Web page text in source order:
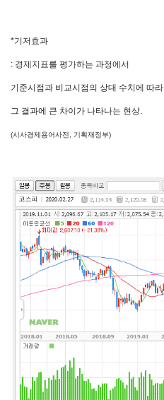
*기저효과
: 경제지표를 평가하는 과정에서
기준시점과 비교시점의 상대 수치에 따라
그 결과에 큰 차이가 나타나는 현상.
(시사경제용어사전, 기획재정부)